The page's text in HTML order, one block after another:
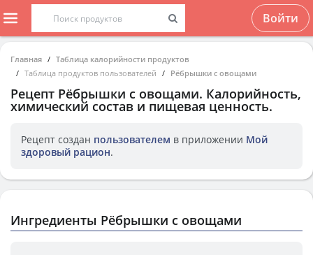
Войти
Главная
Таблица калорийности продуктов
Таблица продуктов пользователей
Рëбрышки с овощами
Рецепт Рëбрышки с овощами. Калорийность,
химический состав и пищевая ценность.
Рецепт создан пользователем в приложении Мой
здоровый рацион.
Ингредиенты Рëбрышки с овощами